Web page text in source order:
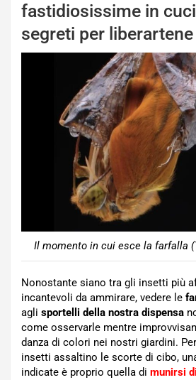
fastidiosissime in
segreti per liberartene
Il momento in cui esce la farfalla
Nonostante siano tra gli insetti più
incantevoli da ammirare, vedere le
agli sportelli della nostra dispensa
come osservarle mentre
danza di colori nei nostri giardini.
insetti assaltino le scorte di cibo,
indicate è proprio quella di munirsi